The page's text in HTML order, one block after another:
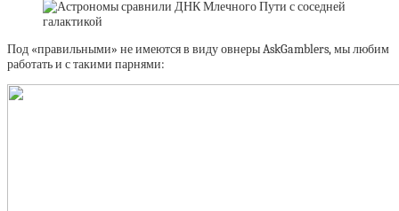
Под «правильными» не имеются в виду овнеры AskGamblers, мы любим
работать и с такими парнями: